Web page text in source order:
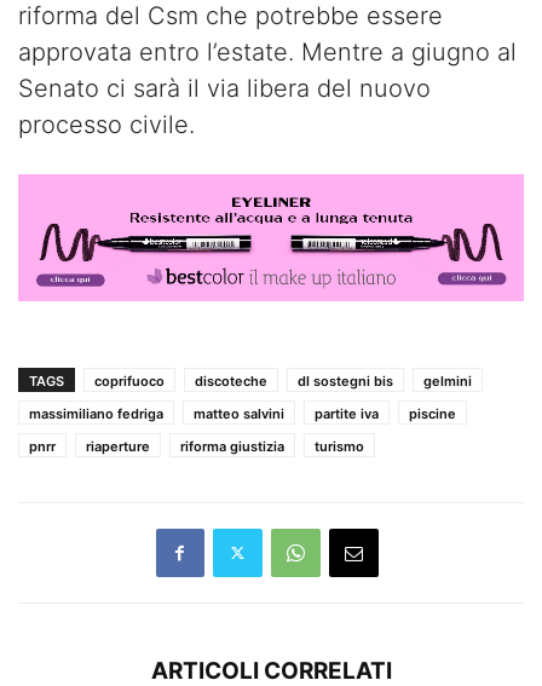
riforma del Csm che potrebbe essere
approvata entro l’estate. Mentre a giugno al
Senato ci sarà il via libera del nuovo
processo civile.
TAGS coprifuoco discoteche dl sostegni bis
gelmini
massimiliano fedriga
matteo salvini partite iva
piscine
pnrr
riaperture riforma giustizia turismo
ARTICOLI CORRELATI